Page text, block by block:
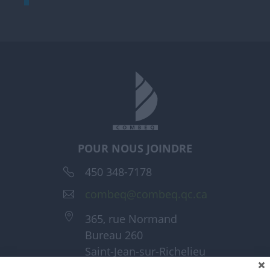
POUR NOUS JOINDRE
450 348-7178
365, rue Normand
Bureau 260
Saint-Jean-sur-Richelieu